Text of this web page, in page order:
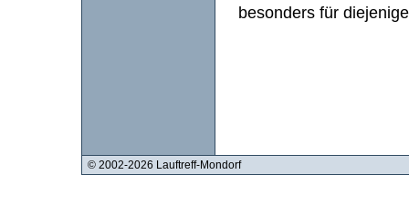
besonders für
© 2002-2026 Lauftreff-Mondorf